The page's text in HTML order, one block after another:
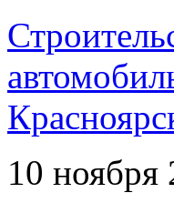
10 ноября